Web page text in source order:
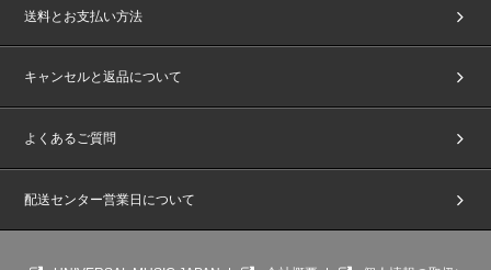
ます｡余裕を持ってご応募ください｡
応募完了と同時に利用規約、注意事項に同意があったものといたします。
当イベントは株式会社WithLIVE が運営する専用アプリ｢WithLIVE Meet&Gre
｢WithLIVE Meet&Greet」のアプリをダウンロードしたスマートフォン・タ
ブレット(一部機種を除く)のダウンロードと、会員登録(無料)をお願いしま
送料とお支払い方法
キャンセルと返品について
よくあるご質問
配送センター営業日について